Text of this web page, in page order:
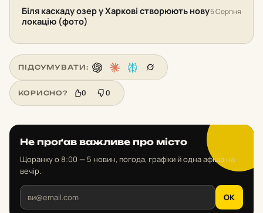
Біля каскаду озер у Харкові створюють нову
локацію (фото)
5 Серпня
ПІДСУМУВАТИ:
КОРИСНО? 0 0
Не проґав важливе про місто
Щоранку о 8:00 — 5 новин, погода, графіки й одна афіша на
вечір.
OK